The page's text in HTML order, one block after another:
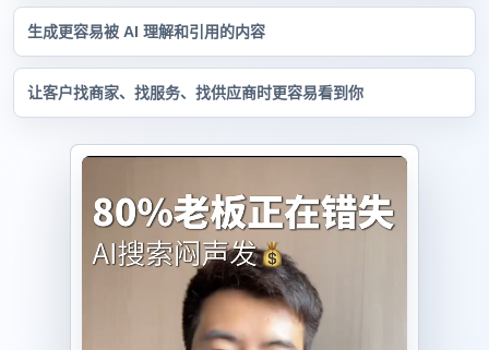
生成更容易被 AI 理解和引用的内容
让客户找商家、找服务、找供应商时更容易看到你